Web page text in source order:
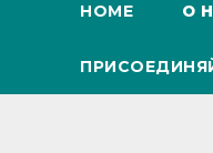
HOME О